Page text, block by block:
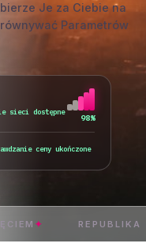
Je za Ciebie na
Parametrów
sieci dostępne
98%
ceny ukończone
REPUBLIKA